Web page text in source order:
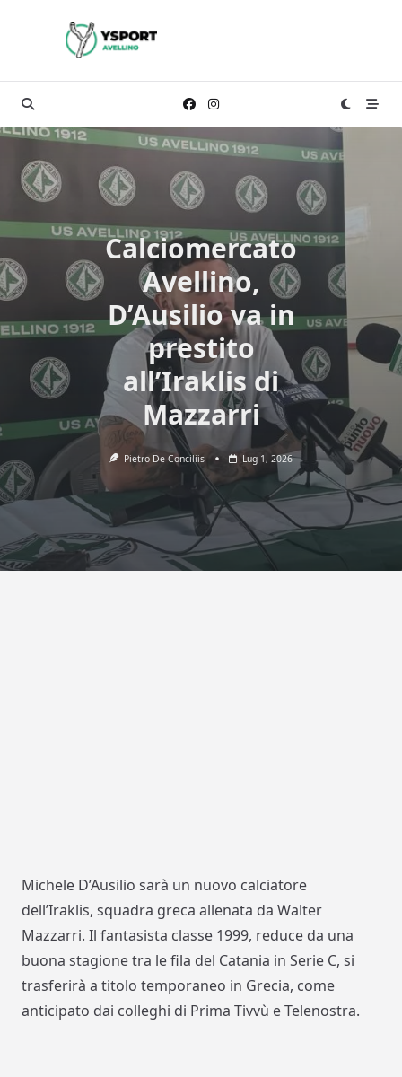
Calciomercato
Avellino,
D’Ausilio va in
prestito
all’Iraklis di
Mazzarri
Pietro De Conciliis Lug 1, 2026
Michele D’Ausilio sarà un nuovo calciatore
dell’Iraklis, squadra greca allenata da Walter
Mazzarri. Il fantasista classe 1999, reduce da una
buona stagione tra le fila del Catania in Serie C, si
trasferirà a titolo temporaneo in Grecia, come
anticipato dai colleghi di Prima Tivvù e Telenostra.